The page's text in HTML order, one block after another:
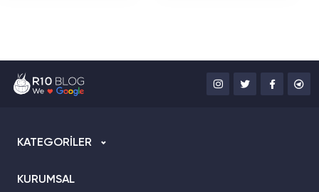
KATEGORİLER
KURUMSAL